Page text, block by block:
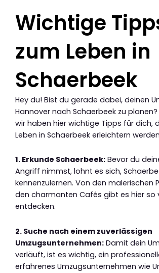
Wichtige
zum Leben in
Schaerbeek
Hey du! Bist du gerade dabei, deinen
Hannover nach Schaerbeek zu planen?
wir haben hier wichtige Tipps für dich,
Leben in Schaerbeek erleichtern
1. Erkunde Schaerbeek: Bevor du
Angriff nimmst, lohnt es sich,
kennenzulernen. Von den malerischen
den charmanten Cafés gibt es hier so
entdecken.
2. Suche nach einem zuverlässigen
Umzugsunternehmen: Damit dein
verläuft, ist es wichtig, ein
erfahrenes Umzugsunternehmen wie